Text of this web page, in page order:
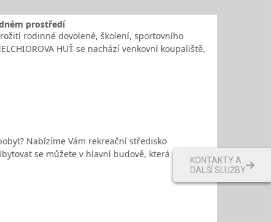
prostředí
rodinné dovolené, školení, sportovního
HUŤ se nachází venkovní koupaliště,
Nabízíme Vám rekreační středisko
se můžete v hlavní budově, která má
KONTAKTY A
DALŠÍ SLUŽBY